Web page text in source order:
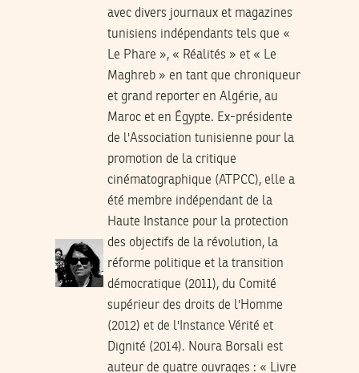
avec divers journaux et magazines
tunisiens indépendants tels que «
Le Phare », « Réalités » et « Le
Maghreb » en tant que chroniqueur
et grand reporter en Algérie, au
Maroc et en Égypte. Ex-présidente
de l'Association tunisienne pour la
promotion de la critique
cinématographique (ATPCC), elle a
été membre indépendant de la
Haute Instance pour la protection
des objectifs de la révolution, la
réforme politique et la transition
démocratique (2011), du Comité
supérieur des droits de l'Homme
(2012) et de l'Instance Vérité et
Dignité (2014). Noura Borsali est
auteur de quatre ouvrages : « Livre